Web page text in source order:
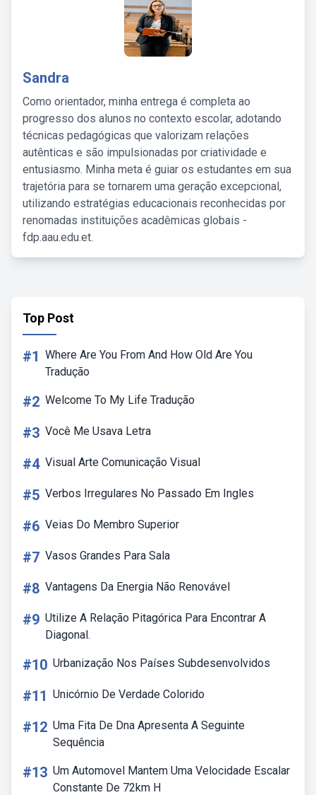
Sandra
Como orientador, minha entrega é completa ao
progresso dos alunos no contexto escolar, adotando
técnicas pedagógicas que valorizam relações
autênticas e são impulsionadas por criatividade e
entusiasmo. Minha meta é guiar os estudantes em sua
trajetória para se tornarem uma geração excepcional,
utilizando estratégias educacionais reconhecidas por
renomadas instituições acadêmicas globais -
fdp.aau.edu.et.
Top Post
#1 Where Are You From And How Old Are You
Tradução
#2 Welcome To My Life Tradução
#3 Você Me Usava Letra
#4 Visual Arte Comunicação Visual
#5 Verbos Irregulares No Passado Em Ingles
#6 Veias Do Membro Superior
#7 Vasos Grandes Para Sala
#8 Vantagens Da Energia Não Renovável
#9 Utilize A Relação Pitagórica Para Encontrar A
Diagonal.
#10 Urbanização Nos Países Subdesenvolvidos
#11 Unicórnio De Verdade Colorido
#12 Uma Fita De Dna Apresenta A Seguinte
Sequência
#13 Um Automovel Mantem Uma Velocidade Escalar
Constante De 72km H